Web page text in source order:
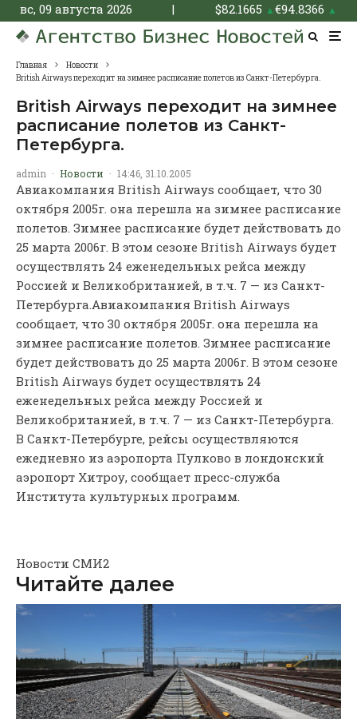
вс, 09 августа 2026 | $82.1665 ▲€94.8366 ▲
Главная
Новости
British Airways переходит на зимнее расписание полетов из Санкт-Петербурга.
British Airways переходит на зимнее
расписание полетов из Санкт-
Петербурга.
admin · Новости · 14:46, 31.10.2005
Авиакомпания British Airways сообщает, что 30
октября 2005г. она перешла на зимнее расписание
полетов. Зимнее расписание будет действовать до
25 марта 2006г. В этом сезоне British Airways будет
осуществлять 24 еженедельных рейса между
Россией и Великобританией, в т.ч. 7 — из Санкт-
Петербурга. Авиакомпания British Airways
сообщает, что 30 октября 2005г. она перешла на
зимнее расписание полетов. Зимнее расписание
будет действовать до 25 марта 2006г. В этом сезоне
British Airways будет осуществлять 24
еженедельных рейса между Россией и
Великобританией, в т.ч. 7 — из Санкт-Петербурга.
В Санкт-Петербурге, рейсы осуществляются
ежедневно из аэропорта Пулково в лондонский
аэропорт Хитроу, сообщает пресс-служба
Института культурных программ.
Новости СМИ2
Читайте далее